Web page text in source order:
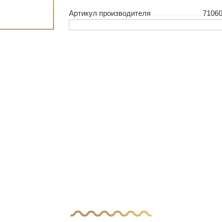
Артикул производителя